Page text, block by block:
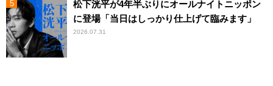
松下洸平が4年半ぶりにオールナイトニッポン
に登場「当日はしっかり仕上げて臨みます」
2026.07.31